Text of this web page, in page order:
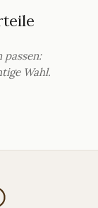
passen:
Wahl.